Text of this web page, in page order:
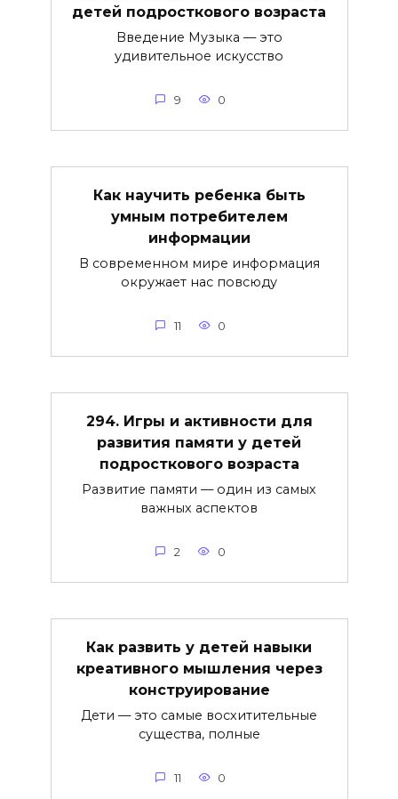
детей подросткового возраста
Введение Музыка — это
удивительное искусство
9 0
Как научить ребенка быть
умным потребителем
информации
В современном мире информация
окружает нас повсюду
11 0
294. Игры и активности для
развития памяти у детей
подросткового возраста
Развитие памяти — один из самых
важных аспектов
2 0
Как развить у детей навыки
креативного мышления через
конструирование
Дети — это самые восхитительные
существа, полные
11 0